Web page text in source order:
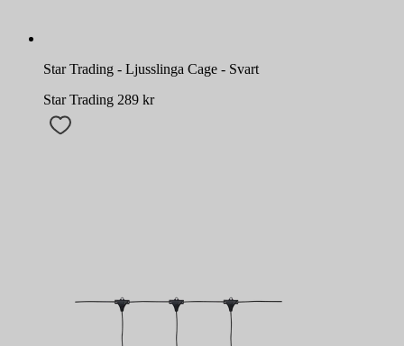
Star Trading - Ljusslinga Cage - Svart
Star Trading 289 kr